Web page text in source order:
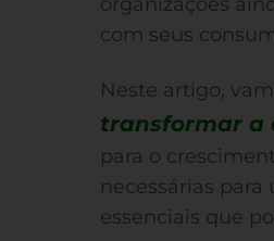
com seus
Neste artigo,
transformar a
para o
necessárias
essenciais que